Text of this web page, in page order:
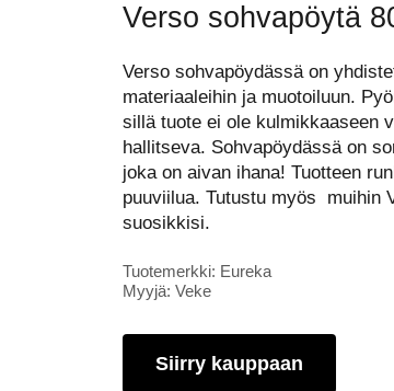
Verso sohvapöytä
Verso sohvapöydässä on
materiaaleihin ja muotoiluun.
sillä tuote ei ole kulmikkaaseen
hallitseva. Sohvapöydässä on
joka on aivan ihana! Tuotteen
puuviilua. Tutustu myös muihin
suosikkisi.
Tuotemerkki: Eureka
Myyjä: Veke
Siirry kauppaan